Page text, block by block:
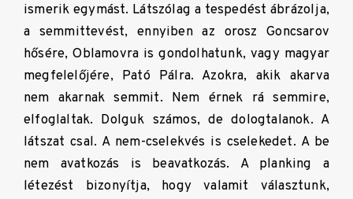
ismerik egymást. Látszólag a tespedést ábrázolja,
a semmittevést, ennyiben az orosz Goncsarov
hősére, Oblamovra is gondolhatunk, vagy magyar
megfelelőjére, Pató Pálra. Azokra, akik akarva
nem akarnak semmit. Nem érnek rá semmire,
elfoglaltak. Dolguk számos, de dologtalanok. A
látszat csal. A nem-cselekvés is cselekedet. A be
nem avatkozás is beavatkozás. A planking a
létezést bizonyítja, hogy valamit választunk,